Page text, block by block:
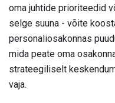
oma juhtide prioriteedid
selge suuna - võite
personaliosakonnas
mida peate oma
strateegiliselt
vaja.